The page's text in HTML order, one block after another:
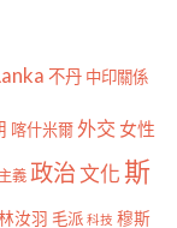
不丹 中印關係
喀什米爾外交 女性
義 政治文化斯
汝羽 毛派 科技 穆斯